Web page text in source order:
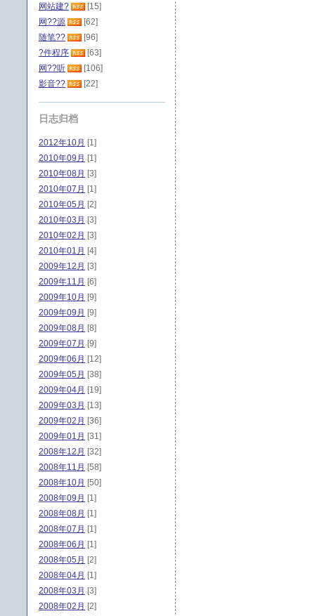
网站建?
[15]
网??源
[62]
随笔??
[96]
?件程序
[63]
网??听
[106]
影音??
[22]
日志归档
2012年10月 [1]
2010年09月 [1]
2010年08月 [3]
2010年07月 [1]
2010年05月 [2]
2010年03月 [3]
2010年02月 [3]
2010年01月 [4]
2009年12月 [3]
2009年11月 [6]
2009年10月 [9]
2009年09月 [9]
2009年08月 [8]
2009年07月 [9]
2009年06月 [12]
2009年05月 [38]
2009年04月 [19]
2009年03月 [13]
2009年02月 [36]
2009年01月 [31]
2008年12月 [32]
2008年11月 [58]
2008年10月 [50]
2008年09月 [1]
2008年08月 [1]
2008年07月 [1]
2008年06月 [1]
2008年05月 [2]
2008年04月 [1]
2008年03月 [3]
2008年02月 [2]